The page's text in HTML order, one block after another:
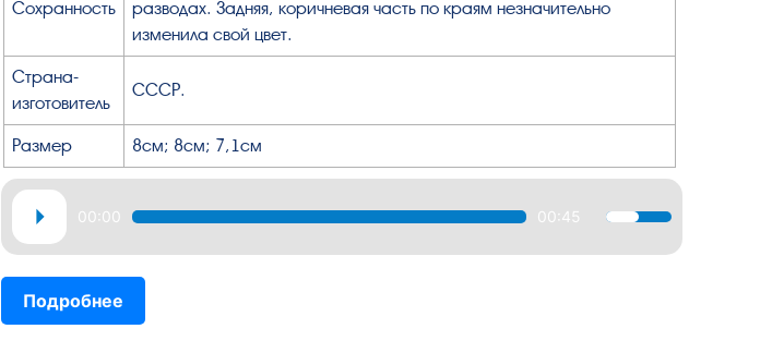
Сохранность
разводах. Задняя, коричневая часть по краям незначительно
изменила свой цвет.
Страна-
изготовитель
СССР.
Размер 8см; 8см; 7,1см
Аудиоплеер
00:00 00:45
Используйте
клавиши
Подробнее